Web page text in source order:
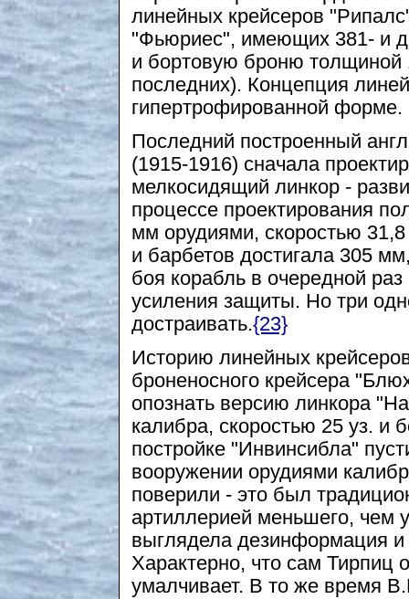
линейных крейсеров
"Фьюриес", имеющих 381- и
и бортовую броню толщиной
последних). Концепция
гипертрофированной форме.
Последний построенный
(1915-1916) сначала
мелкосидящий линкор -
процессе проектирования
мм орудиями, скоростью
и барбетов достигала 305
боя корабль в очередной
усиления защиты. Но три
достраивать.{23}
Историю линейных
броненосного крейсера
опознать версию линкора
калибра, скоростью 25 уз. и
постройке "Инвинсибла"
вооружении орудиями
поверили - это был
артиллерией меньшего, чем
выглядела дезинформация
Характерно, что сам Тирпиц
умалчивает. В то же время